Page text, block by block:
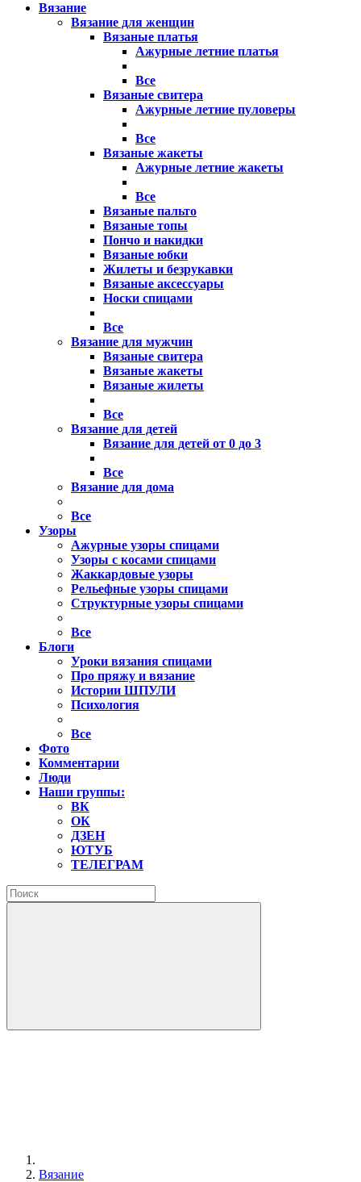
Вязание
Вязание для женщин
Вязаные платья
Ажурные летние платья
Все
Вязаные свитера
Ажурные летние пуловеры
Все
Вязаные жакеты
Ажурные летние жакеты
Все
Вязаные пальто
Вязаные топы
Пончо и накидки
Вязаные юбки
Жилеты и безрукавки
Вязаные аксессуары
Носки спицами
Все
Вязание для мужчин
Вязаные свитера
Вязаные жакеты
Вязаные жилеты
Все
Вязание для детей
Вязание для детей от 0 до 3
Все
Вязание для дома
Все
Узоры
Ажурные узоры спицами
Узоры с косами спицами
Жаккардовые узоры
Рельефные узоры спицами
Структурные узоры спицами
Все
Блоги
Уроки вязания спицами
Про пряжу и вязание
Истории ШПУЛИ
Психология
Все
Фото
Комментарии
Люди
Наши группы:
ВК
ОК
ДЗЕН
ЮТУБ
ТЕЛЕГРАМ
Вязание